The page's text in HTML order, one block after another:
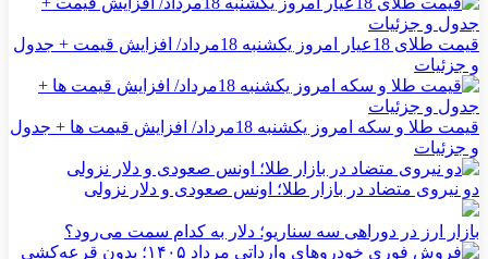
قیمت طلای 18عیار امروز یکشنبه 18مرداد/ افزایش قیمت + جدول
و جزئیات
قیمت طلا و سکه امروز یکشنبه 18مرداد/ افزایش قیمت ها + جدول
و جزئیات
دو نیروی متضاد در بازار طلا؛ اونس صعودی و دلار نزولی
بازار ارز در دوراهی سه سناریو؛ دلار به کدام سمت می‌رود؟